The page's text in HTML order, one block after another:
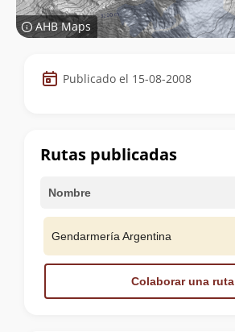
AHB Maps
Datos
de
cumbre
Publicado el 15-08-2008
Rutas publicadas
Nombre
Gendarmería Argentina
Colaborar una ruta